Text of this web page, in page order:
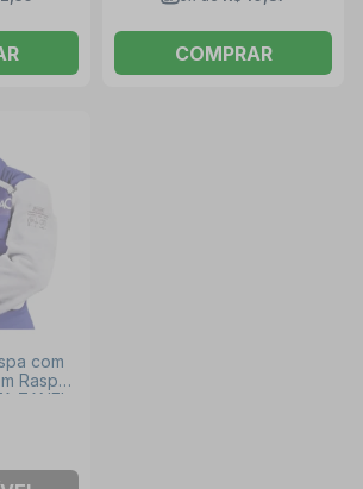
COMPRAR
com
Raspa
ZANEL